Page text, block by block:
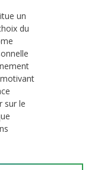
un
du
sur le